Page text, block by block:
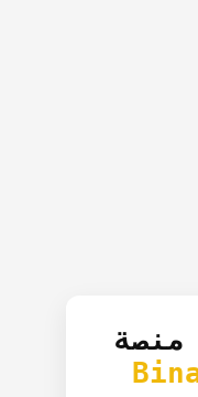
منصة